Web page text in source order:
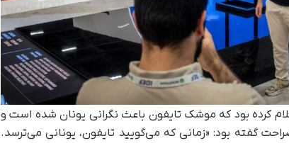
طیب اردوغان، رئیس‌جمهور ترکیه در سال ۲۰۲۲ اعلام کرده بود که موشک تایفون باعث نگرانی یونان شده است و
گفته بود: «زمانی که می‌گویید تایفون، یونانی می‌ترسد.